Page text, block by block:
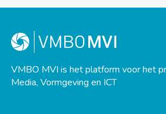
VMBO MVI is het platform voor het
Media, Vormgeving en ICT